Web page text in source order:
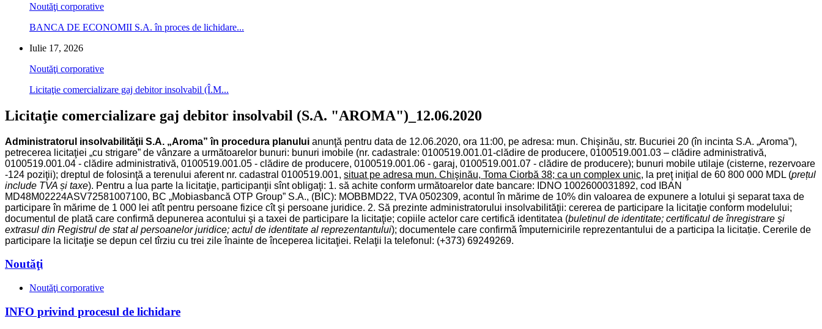
Noutăţi corporative
BANCA DE ECONOMII S.A. în proces de lichidare...
Iulie 17, 2026
Noutăţi corporative
Licitaţie comercializare gaj debitor insolvabil (Î.M...
Licitaţie comercializare gaj debitor insolvabil (S.A. "AROMA")_12.06.2020
Administratorul insolvabilităţii S.A. „Aroma” în procedura planului anunţă pentru data de 12.06.2020, ora 11:00, pe adresa: mun. Chişinău, str. Bucuriei 20 (în incinta S.A. „Aroma”),
petrecerea licitaţiei „cu strigare” de vânzare a următoarelor bunuri: bunuri imobile (nr. cadastrale: 0100519.001.01-clădire de producere, 0100519.001.03 – clădire administrativă,
0100519.001.04 - clădire administrativă, 0100519.001.05 - clădire de producere, 0100519.001.06 - garaj, 0100519.001.07 - clădire de producere); bunuri mobile utilaje (cisterne, rezervoare
-124 poziţii); dreptul de folosinţă a terenului aferent nr. cadastral 0100519.001, situat pe adresa mun. Chişinău, Toma Ciorbă 38; ca un complex unic, la preţ iniţial de 60 800 000 MDL (prețul
include TVA și taxe). Pentru a lua parte la licitaţie, participanţii sînt obligaţi: 1. să achite conform următoarelor date bancare: IDNO 1002600031892, cod IBAN
MD48M02224ASV72581007100, BC „Mobiasbancă OTP Group” S.A., (BIC): MOBBMD22, TVA 0502309, acontul în mărime de 10% din valoarea de expunere a lotului şi separat taxa de
participare în mărime de 1 000 lei atît pentru persoane fizice cît şi persoane juridice. 2. Să prezinte administratorului insolvabilităţii: cererea de participare la licitaţie conform modelului;
documentul de plată care confirmă depunerea acontului şi a taxei de participare la licitaţie; copiile actelor care certifică identitatea (buletinul de identitate; certificatul de înregistrare şi
extrasul din Registrul de stat al persoanelor juridice; actul de identitate al reprezentantului); documentele care confirmă împuternicirile reprezentantului de a participa la licitație. Cererile de
participare la licitaţie se depun cel tîrziu cu trei zile înainte de începerea licitaţiei. Relaţii la telefonul: (+373) 69249269.
Noutăţi
Noutăţi corporative
INFO privind procesul de lichidare